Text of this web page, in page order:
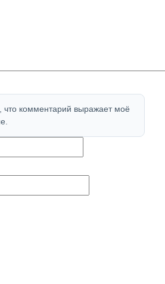
что комментарий выражает моё